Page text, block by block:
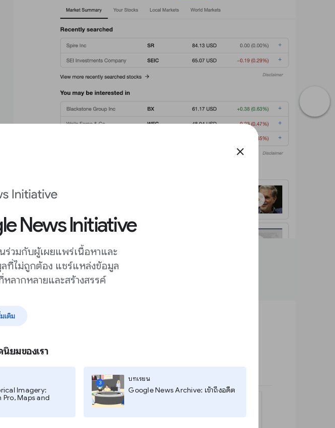
close
News Initiative
วมกับผู้เผยแพร่เนื้อหาและ
ที่ไม่ถูกต้อง แชร์แหล่งข้อมูล
หลากหลายและสร้างสรรค์
เติม
ยมของเรา
Imagery:
Maps and
3
บทเรียน
Google News Archive: เข้าถึงอดีต